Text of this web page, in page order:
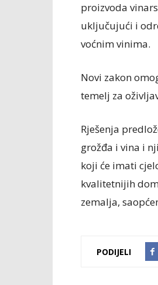
proizvoda
uključujući i
voćnim vinima.
Novi zakon
temelj za
Rješenja
grožđa i vina i
koji će imati
kvalitetnijih
zemalja,
PODIJELI